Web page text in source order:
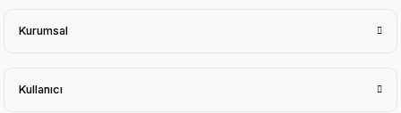
Kurumsal
Kullanıcı